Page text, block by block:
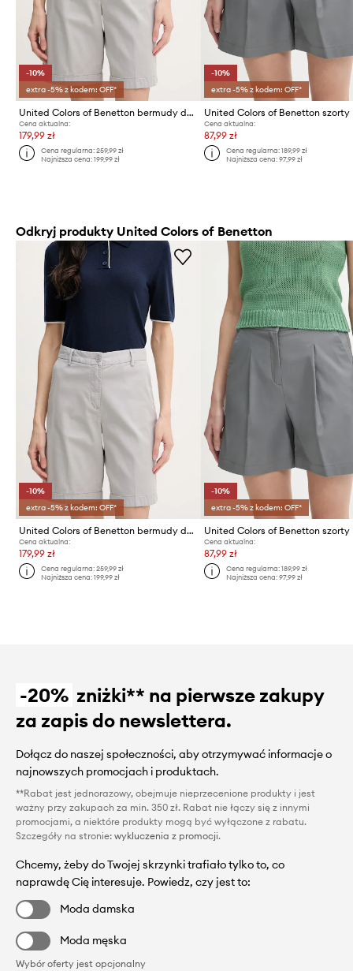
-10%
extra -5% z kodem: OFF*
United Colors of Benetton bermudy damskie
Cena aktualna:
179,99 zł
Cena regularna:259,99 zł
Najniższa cena:199,99 zł
-10%
extra -5% z kodem: OFF*
United Colors of Benetton szorty
Cena aktualna:
87,99 zł
Cena regularna: 189,99 zł
Najniższa cena: 97,99 zł
Odkryj produkty United Colors of Benetton
-10%
extra -5% z kodem: OFF*
United Colors of Benetton bermudy damskie
Cena aktualna:
179,99 zł
Cena regularna:259,99 zł
Najniższa cena:199,99 zł
-10%
extra -5% z kodem: OFF*
United Colors of Benetton szorty
Cena aktualna:
87,99 zł
Cena regularna: 189,99 zł
Najniższa cena: 97,99 zł
-20% zniżki** na pierwsze zakupy
za zapis do newslettera.
Dołącz do naszej społeczności, aby otrzymywać informacje o
najnowszych promocjach i produktach.
**Rabat jest jednorazowy, obejmuje nieprzecenione produkty i jest
ważny przy zakupach za min. 350 zł. Rabat nie łączy się z innymi
promocjami, a niektóre produkty mogą być wyłączone z rabatu.
Szczegóły na stronie: wykluczenia z promocji.
Chcemy, żeby do Twojej skrzynki trafiało tylko to, co
naprawdę Cię interesuje. Powiedz, czy jest to:
Moda damska
Moda męska
Wybór oferty jest opcjonalny